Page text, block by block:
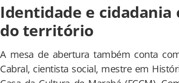
Identidade e
do território
A mesa de abertura também conta
Cabral, cientista social, mestre em